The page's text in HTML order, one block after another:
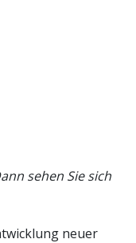
sehen Sie sich
neuer